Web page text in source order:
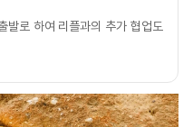
발로 하여 리플과의 추가 협업도